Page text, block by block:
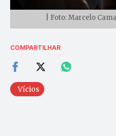
| Foto: Marcelo
COMPARTILHAR
Vícios